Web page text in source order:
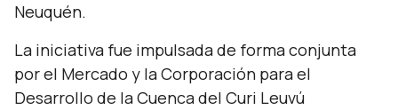
Neuquén.
La iniciativa fue impulsada de forma conjunta
por el Mercado y la Corporación para el
Desarrollo de la Cuenca del Curi Leuvú